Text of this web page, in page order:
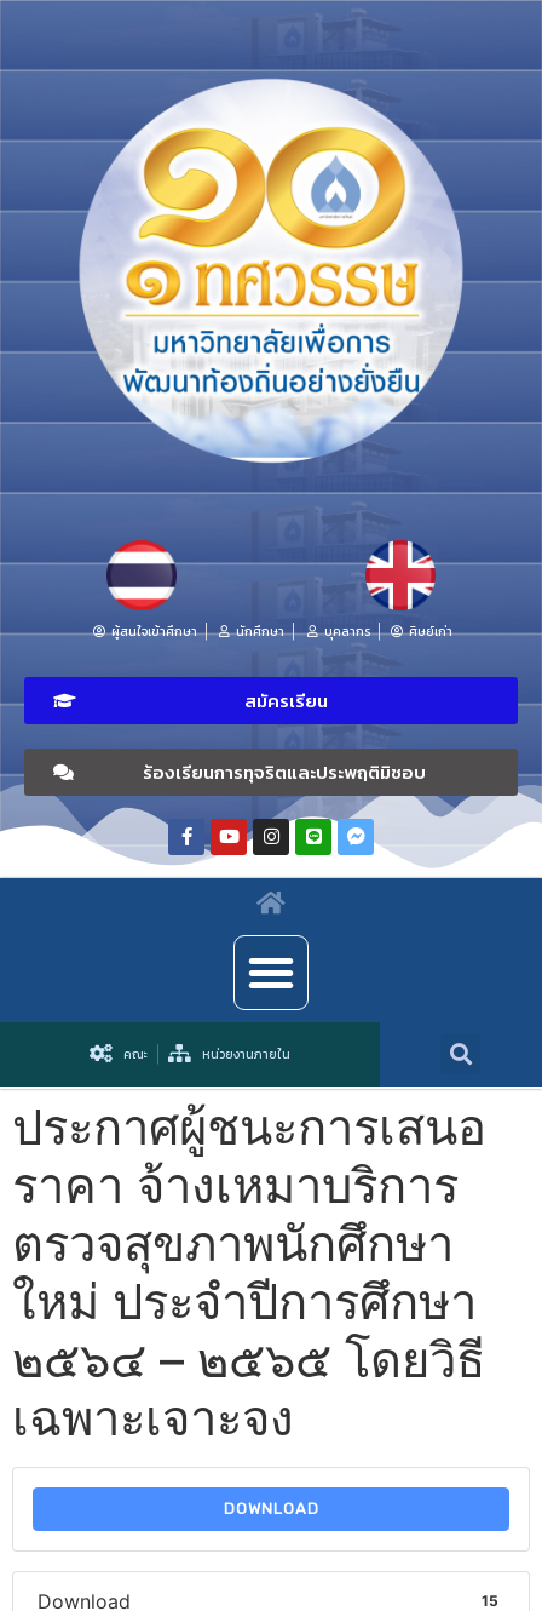
ผู้สนใจเข้าศึกษา นักศึกษา บุคลากร ศิษย์เก่า
สมัครเรียน
ร้องเรียนการทุจริตและประพฤติมิชอบ
คณะ หน่วยงานภายใน
ประกาศผู้ชนะการเสนอ
ราคา จ้างเหมาบริการ
ตรวจสุขภาพนักศึกษา
ใหม่ ประจำปีการศึกษา
๒๕๖๔ – ๒๕๖๕ โดยวิธี
เฉพาะเจาะจง
DOWNLOAD
Download 15